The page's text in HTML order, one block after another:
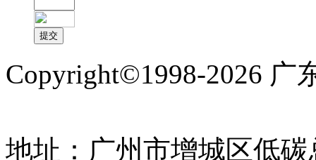
Copyright©1998-2026 广
地址：广州市增城区低